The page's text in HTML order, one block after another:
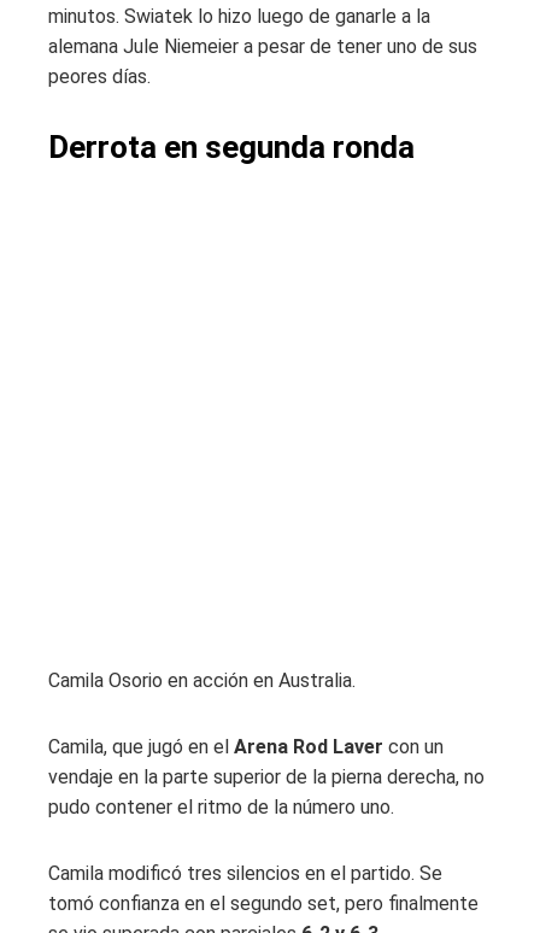
minutos. Swiatek lo hizo luego de ganarle a la
alemana Jule Niemeier a pesar de tener uno de sus
peores días.
Derrota en segunda ronda
Camila Osorio en acción en Australia.
Camila, que jugó en el Arena Rod Laver con un
vendaje en la parte superior de la pierna derecha, no
pudo contener el ritmo de la número uno.
Camila modificó tres silencios en el partido. Se
tomó confianza en el segundo set, pero finalmente